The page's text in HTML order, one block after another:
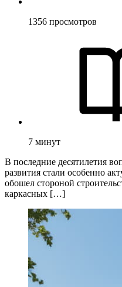
1356 просмотров
7 минут
В последние десятилетия
развития стали особенно
обошел стороной
каркасных […]